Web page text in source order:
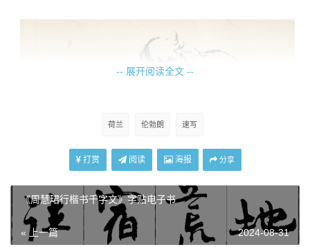
-- 展开阅读全文 --
荷兰 伦勃朗 速写
打赏 阅读 海报 分享
《周慧珺行楷书千字文》字贴电子书
« 上一篇 2024-08-31